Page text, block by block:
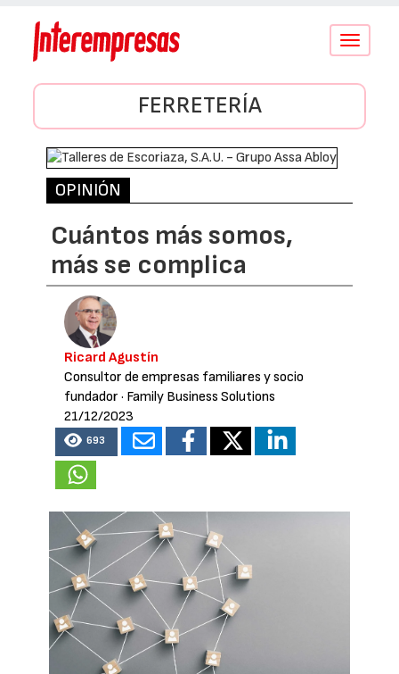
Conmutar
FERRETERÍA
OPINIÓN
Cuántos más somos,
más se complica
Ricard Agustín
Consultor de empresas familiares y socio
fundador · Family Business Solutions
21/12/2023
693